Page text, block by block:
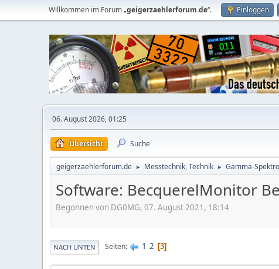
Willkommen im Forum „geigerzaehlerforum.de“. Einloggen
06. August 2026, 01:25
Übersicht Suche
geigerzaehlerforum.de ► Messtechnik, Technik ► Gamma-
Software: BecquerelMonitor
Begonnen von DG0MG, 07. August 2021, 18:14
NACH UNTEN Seiten 1 2 3